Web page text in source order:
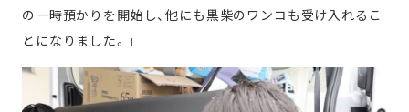
の一時預かりを開始し、他にも黒柴のワンコも受け入れるこ
とになりました。」